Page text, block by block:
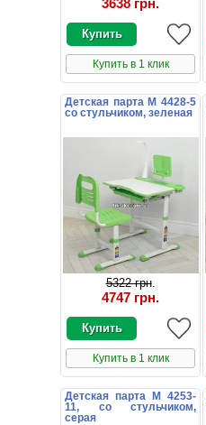
3638 грн.
Купить в 1 клик
Детская парта M 4428-5
со стульчиком, зеленая
5322 грн.
4747 грн.
Купить в 1 клик
Детская парта M 4253-
11, со стульчиком,
серая